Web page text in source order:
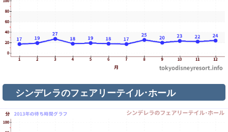
シンデレラのフェアリーテイル･ホール